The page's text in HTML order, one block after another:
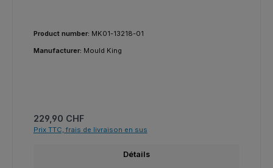
Product number: MK01-13218-01
Manufacturer: Mould King
Prix régulier :
229,90 CHF
Prix TTC, frais de livraison en sus
Détails